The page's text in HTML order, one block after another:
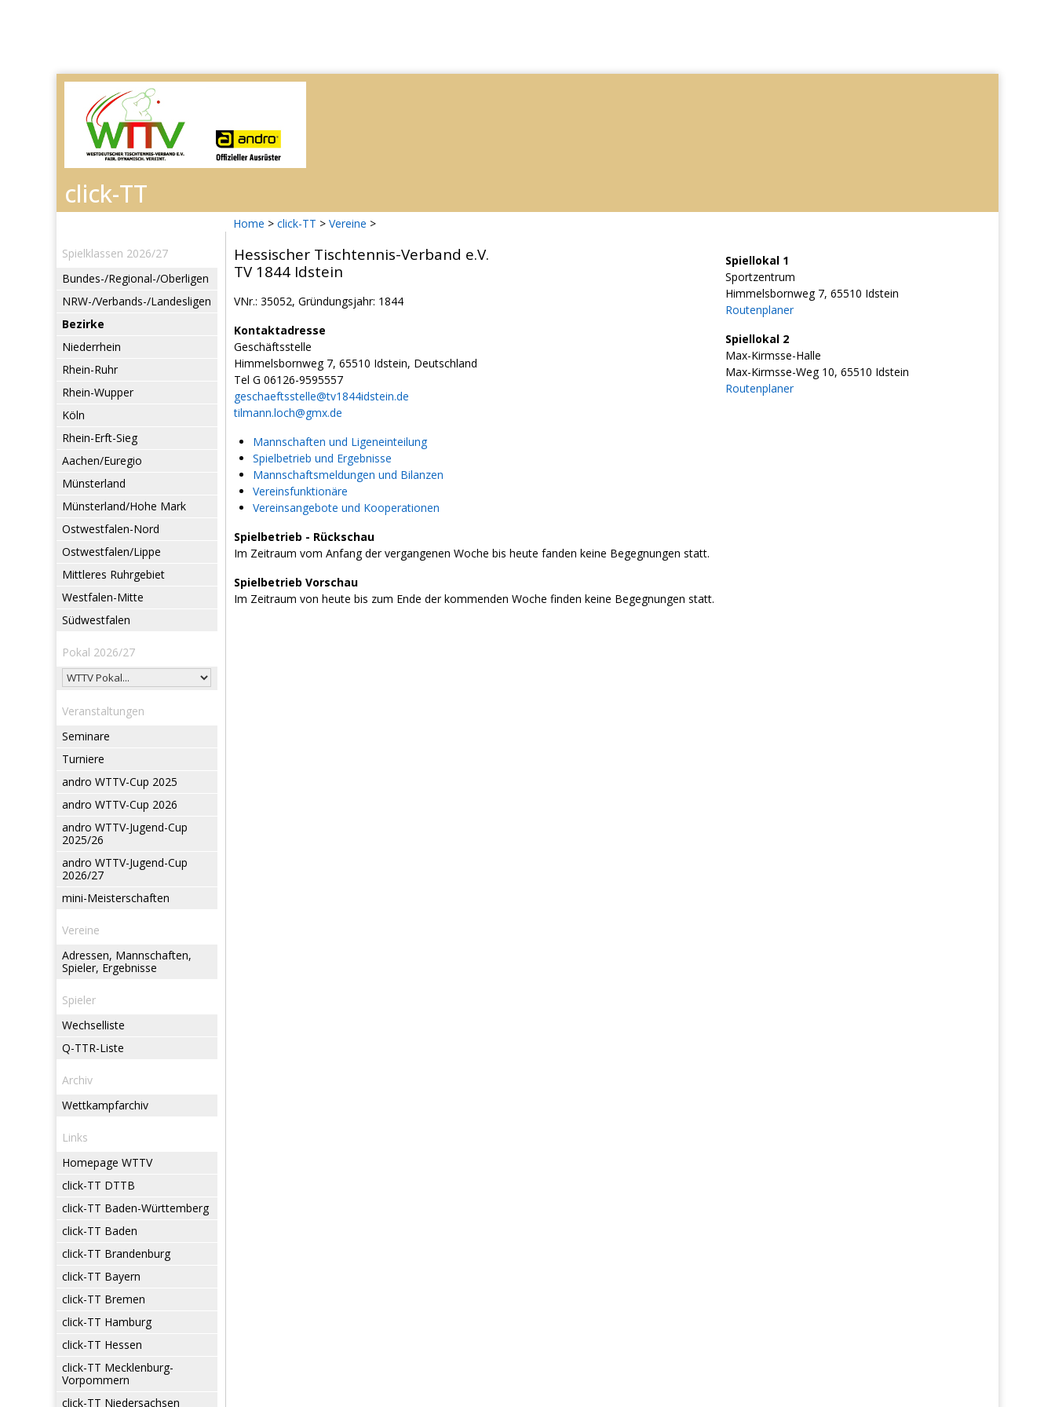
Home > click-TT > Vereine >
Spielklassen 2026/27
Bundes-/Regional-/Oberligen
NRW-/Verbands-/Landesligen
Bezirke
Niederrhein
Rhein-Ruhr
Rhein-Wupper
Köln
Rhein-Erft-Sieg
Aachen/Euregio
Münsterland
Münsterland/Hohe Mark
Ostwestfalen-Nord
Ostwestfalen/Lippe
Mittleres Ruhrgebiet
Westfalen-Mitte
Südwestfalen
Pokal 2026/27
Veranstaltungen
Seminare
Turniere
andro WTTV-Cup 2025
andro WTTV-Cup 2026
andro WTTV-Jugend-Cup
2025/26
andro WTTV-Jugend-Cup
2026/27
mini-Meisterschaften
Vereine
Adressen, Mannschaften,
Spieler, Ergebnisse
Spieler
Wechselliste
Q-TTR-Liste
Archiv
Wettkampfarchiv
Links
Homepage WTTV
click-TT DTTB
click-TT Baden-Württemberg
click-TT Baden
click-TT Brandenburg
click-TT Bayern
click-TT Bremen
click-TT Hamburg
click-TT Hessen
click-TT Mecklenburg-
Vorpommern
click-TT Niedersachsen
Hessischer Tischtennis-Verband e.V.
TV 1844 Idstein
VNr.: 35052, Gründungsjahr: 1844
Kontaktadresse
Geschäftsstelle
Himmelsbornweg 7, 65510 Idstein, Deutschland
Tel G 06126-9595557
geschaeftsstelle@tv1844idstein.de
tilmann.loch@gmx.de
Mannschaften und Ligeneinteilung
Spielbetrieb und Ergebnisse
Mannschaftsmeldungen und Bilanzen
Vereinsfunktionäre
Vereinsangebote und Kooperationen
Spiellokal 1
Sportzentrum
Himmelsbornweg 7, 65510 Idstein
Routenplaner
Spiellokal 2
Max-Kirmsse-Halle
Max-Kirmsse-Weg 10, 65510 Idstein
Routenplaner
Spielbetrieb - Rückschau
Im Zeitraum vom Anfang der vergangenen Woche bis heute fanden keine Begegnungen statt.
Spielbetrieb Vorschau
Im Zeitraum von heute bis zum Ende der kommenden Woche finden keine Begegnungen statt.